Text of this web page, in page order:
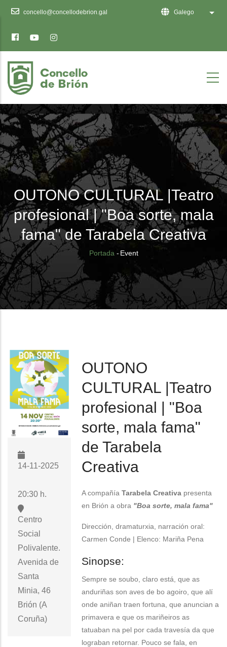
sitio
web
inclúe
un
sistema
de
accesibilidade.
concello@concellodebrion.gal Galego List
OUTONO CULTURAL |Teatro
profesional | "Boa sorte, mala
fama" de Tarabela Creativa
Breadcrumb
Portada - Event
14-11-2025
20:30 h.
Centro
Social
Polivalente.
Avenida de
Santa
Minia, 46
Brión (A
Coruña)
OUTONO
CULTURAL |Teatro
profesional | "Boa
sorte, mala fama"
de Tarabela
Creativa
A compañíaTarabela Creativa presenta
en Brión a obra "Boa sorte, mala fama"
Dirección, dramaturxia, narración oral:
Carmen Conde | Elenco: Mariña Pena
Sinopse:
Sempre se soubo, claro está, que as
anduriñas son aves de bo agoiro, que alí
onde aniñan traen fortuna, que anuncian a
primavera e que os mariñeiros as
tatuaban na pel por cada travesía da que
lograban retornar. Pouco se fala, en